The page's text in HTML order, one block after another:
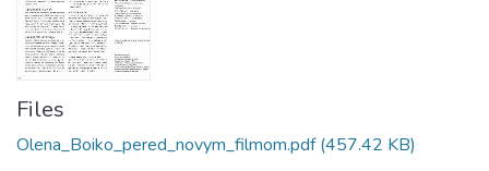
Files
Olena_Boiko_pered_novym_filmom.pdf(457.42 KB)